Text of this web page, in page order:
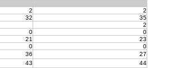
2
2
32
35
2
0
0
21
23
0
0
36
27
43
44